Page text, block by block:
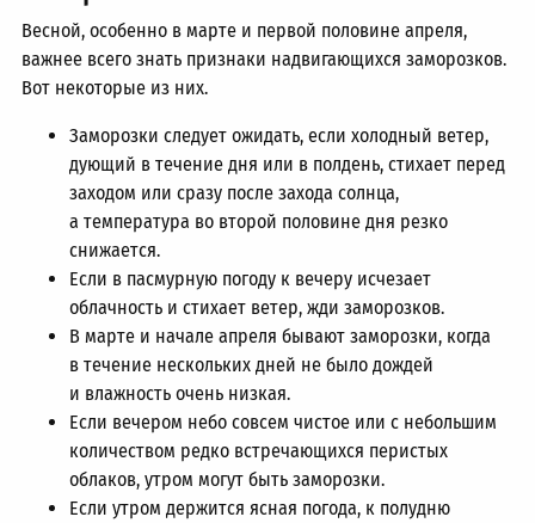
Весной, особенно в марте и первой половине апреля,
важнее всего знать признаки надвигающихся заморозков.
Вот некоторые из них.
Заморозки следует ожидать, если холодный ветер,
дующий в течение дня или в полдень, стихает перед
заходом или сразу после захода солнца,
а температура во второй половине дня резко
снижается.
Если в пасмурную погоду к вечеру исчезает
облачность и стихает ветер, жди заморозков.
В марте и начале апреля бывают заморозки, когда
в течение нескольких дней не было дождей
и влажность очень низкая.
Если вечером небо совсем чистое или с небольшим
количеством редко встречающихся перистых
облаков, утром могут быть заморозки.
Если утром держится ясная погода, к полудню